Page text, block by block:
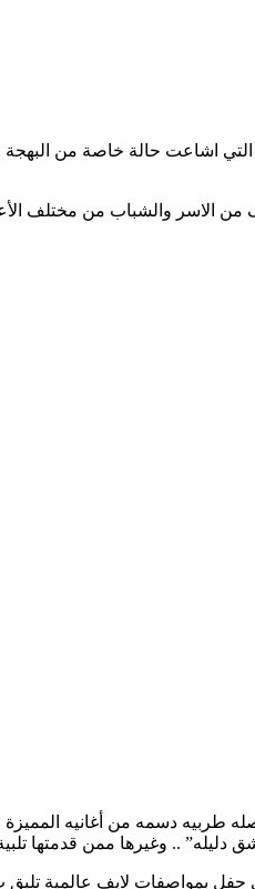
اشاعت حالة خاصة من البهجة
من مختلف الأعمار خاصة ان الحفل
طربيه دسمه من أغانيه
.. وغيرها ممن قدمتها
بمواصفات لايف عالمية